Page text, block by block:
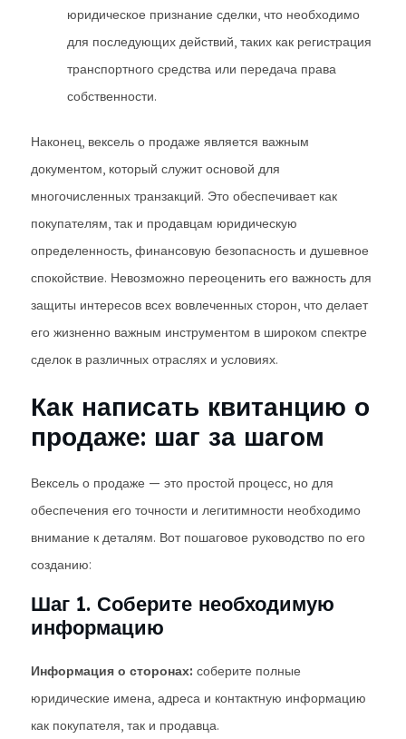
юридическое признание сделки, что необходимо
для последующих действий, таких как регистрация
транспортного средства или передача права
собственности.
Наконец, вексель о продаже является важным
документом, который служит основой для
многочисленных транзакций. Это обеспечивает как
покупателям, так и продавцам юридическую
определенность, финансовую безопасность и душевное
спокойствие. Невозможно переоценить его важность для
защиты интересов всех вовлеченных сторон, что делает
его жизненно важным инструментом в широком спектре
сделок в различных отраслях и условиях.
Как написать квитанцию о
продаже: шаг за шагом
Вексель о продаже — это простой процесс, но для
обеспечения его точности и легитимности необходимо
внимание к деталям. Вот пошаговое руководство по его
созданию:
Шаг 1. Соберите необходимую
информацию
Информация о сторонах: соберите полные
юридические имена, адреса и контактную информацию
как покупателя, так и продавца.